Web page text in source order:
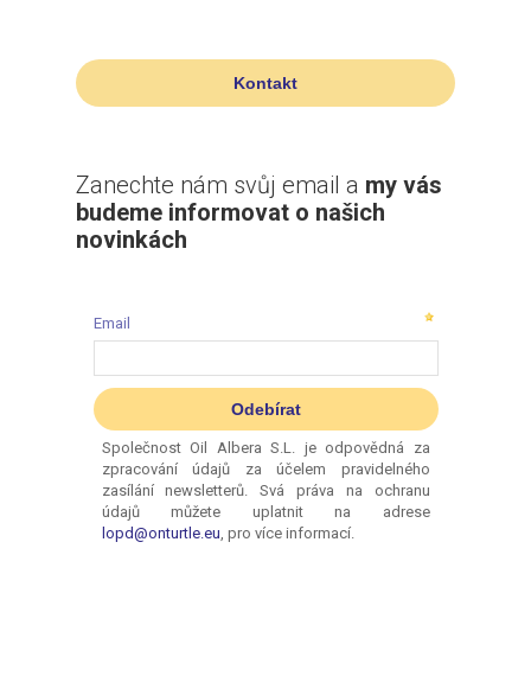
Kontakt
Zanechte nám svůj email a my vás
budeme informovat o našich
novinkách